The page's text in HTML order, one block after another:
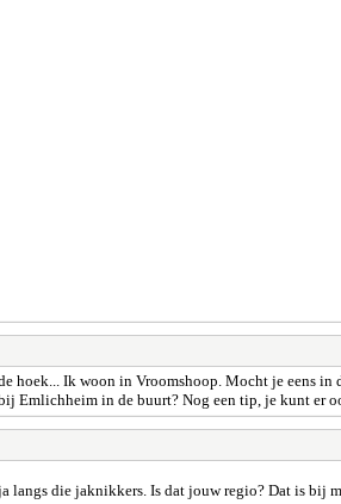
hoek... Ik woon in Vroomshoop. Mocht je eens
in de buurt? Nog een tip, je kunt er
langs die jaknikkers. Is dat jouw regio? Dat is bij